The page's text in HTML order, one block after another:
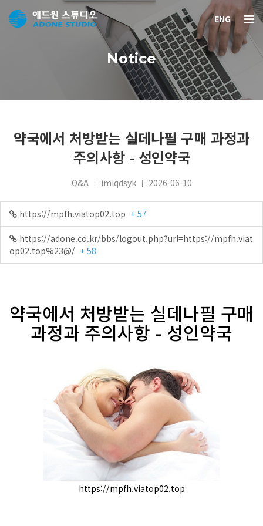
ENG
Notice
약국에서 처방받는 실데나필 구매 과정과
주의사항 - 성인약국
Q&A imlqdsyk 2026-06-10
https://mpfh.viatop02.top + 57
https://adone.co.kr/bbs/logout.php?url=https://mpfh.viat
op02.top%23@/ + 58
약국에서 처방받는 실데나필 구매
과정과 주의사항 - 성인약국
https://mpfh.viatop02.top